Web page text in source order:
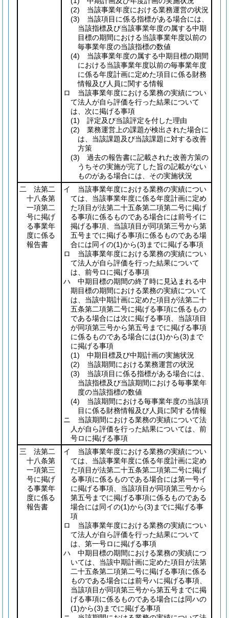
(2) 当該事業年度における業務運営の状況
(3) 当該項目に係る指標がある場合には、
当該指標及び当該事業年度の属する中期
目標の期間における当該事業年度以前の
毎事業年度の当該指標の数値
(4) 当該事業年度の属する中期目標の期間
における当該事業年度以前の毎事業年度
に係る年度計画に定めた項目に係る財務
情報及び人員に関する情報
ロ 当該事業年度における業務の実績につい
て法人が自ら評価を行った結果について
は、次に掲げる事項
(1) 評定及び当該評定を付した理由
(2) 業務運営上の課題が検出された場合に
は、当該課題及び当該課題に対する改善
方策
(3) 過去の報告書に記載された改善方策の
うちその実施が完了した旨の記載がない
ものがある場合には、その実施状況
二 法第二
十八条第
一項第二
号に掲げ
る事業年
度に係る
報告書
イ 当該事業年度における業務の実績につい
ては、当該事業年度に係る年度計画に定め
た項目が法第二十五条第二項第二号に掲げ
る事項に係るものである場合には前号イに
掲げる事項、当該項目が同項第三号から第
五号までに掲げる事項に係るものである場
合には同イの(1)から(3) までに掲げる事項
ロ 当該事業年度における業務の実績につい
て法人が自ら評価を行った結果について
は、前号ロに掲げる事項
ハ 中期目標の期間の終了時に見込まれる中
期目標の期間における業務の実績について
は、当該中期計画に定めた項目が法第二十
五条第二項第二号に掲げる事項に係るもの
である場合には次に掲げる事項、当該項目
が同項第三号から第五号までに掲げる事項
に係るものである場合には(1)から(3) まで
に掲げる事項
(1) 中期目標及び中期計画の実施状況
(2) 当該期間における業務運営の状況
(3) 当該項目に係る指標がある場合には、
当該指標及び当該期間における毎事業年
度の当該指標の数値
(4) 当該期間における毎事業年度の当該項
目に係る財務情報及び人員に関する情報
ニ 当該期間における業務の実績について法
人が自ら評価を行った結果については、前
号ロに掲げる事項
三 法第二
十八条第
一項第三
号に掲げ
る事業年
度に係る
報告書
イ 当該事業年度における業務の実績につい
ては、当該事業年度に係る年度計画に定め
た項目が法第二十五条第二項第二号に掲げ
る事項に係るものである場合には第一号イ
に掲げる事項、当該項目が同項第三号から
第五号までに掲げる事項に係るものである
場合には同イの(1)から(3) までに掲げる事
項
ロ 当該事業年度における業務の実績につい
て法人が自ら評価を行った結果について
は、第一号ロに掲げる事項
ハ 中期目標の期間における業務の実績につ
いては、当該中期計画に定めた項目が法第
二十五条第二項第二号に掲げる事項に係る
ものである場合には前号ハに掲げる事項、
当該項目が同項第三号から第五号までに掲
げる事項に係るものである場合には同ハの
(1)から(3) までに掲げる事項